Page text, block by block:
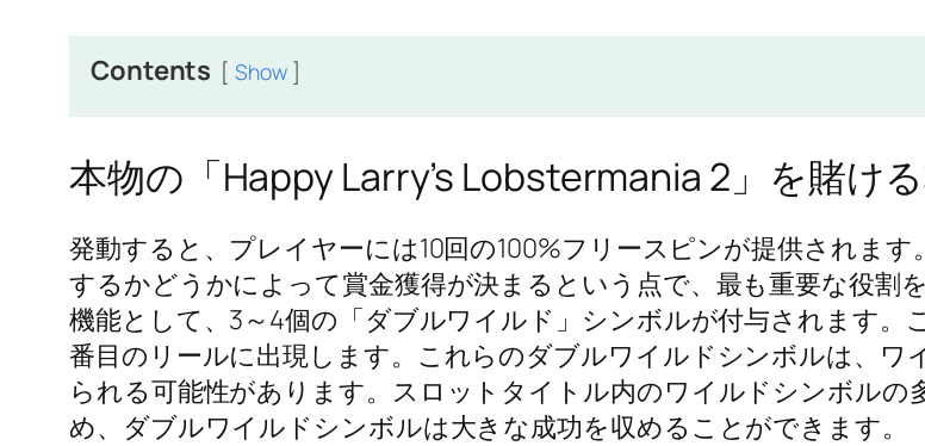
Contents Show
本物の「Happy Larry’s Lobstermania 2」を賭け
発動すると、プレイヤーには10回の100%フリースピンが提供されま
するかどうかによって賞金獲得が決まるという点で、最も重要な役割
機能として、3～4個の「ダブルワイルド」シンボルが付与されます。
番目のリールに出現します。これらのダブルワイルドシンボルは、ワ
られる可能性があります。スロットタイトル内のワイルドシンボル
め、ダブルワイルドシンボルは大きな成功を収めることができます。